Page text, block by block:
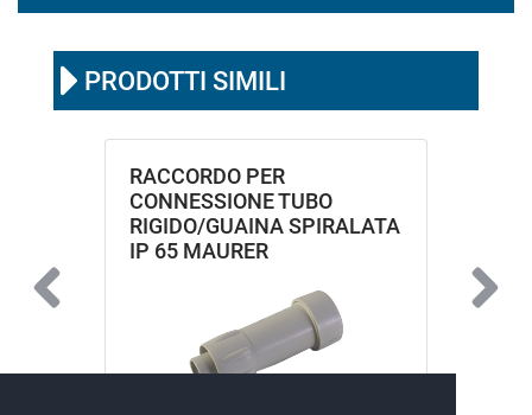
PRODOTTI SIMILI
RACCORDO PER
CONNESSIONE TUBO
RIGIDO/GUAINA SPIRALATA
IP 65 MAURER